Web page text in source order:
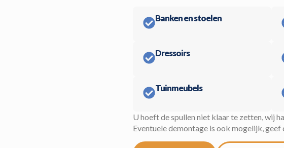
Banken en stoelen
Dressoirs
Tuinmeubels
U hoeft de spullen niet klaar te zetten, wij
Eventuele demontage is ook mogelijk, geef